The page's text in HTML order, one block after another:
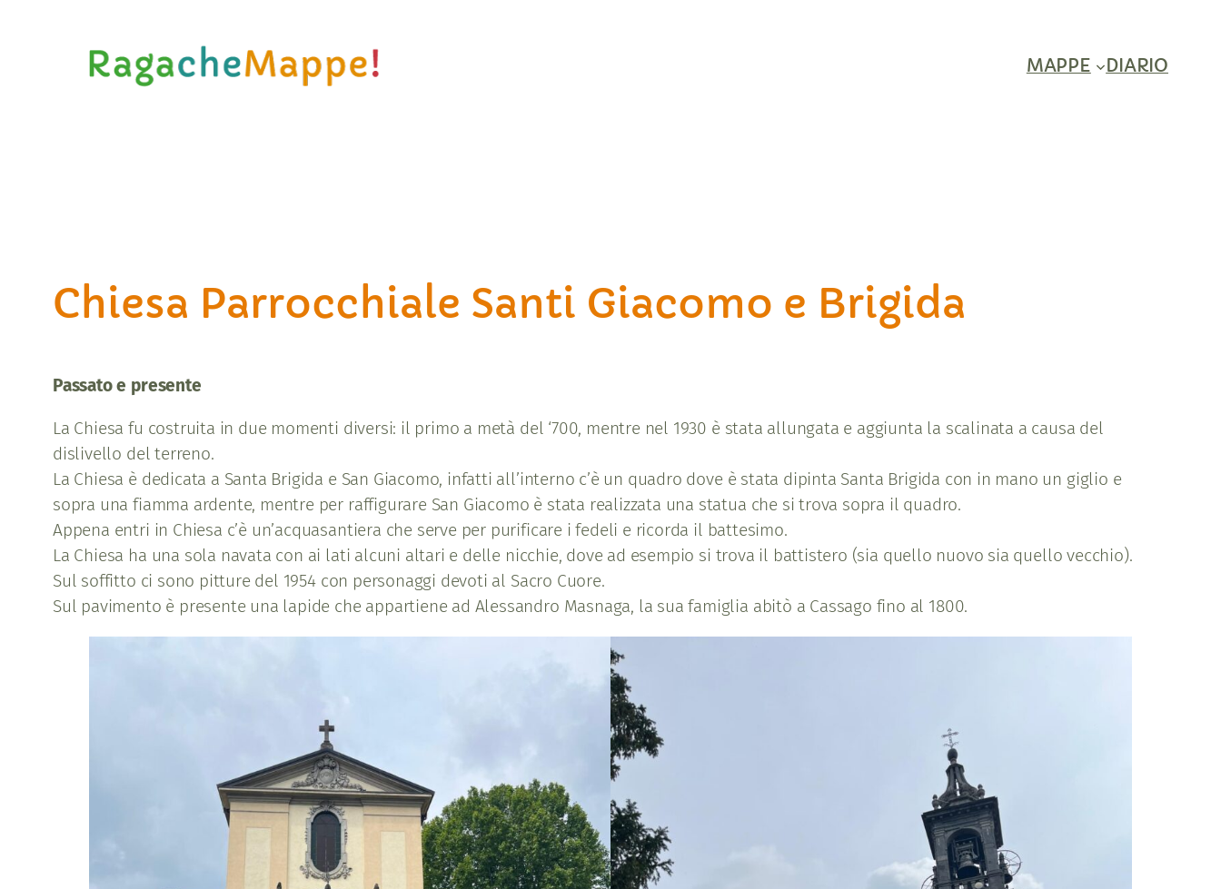
MAPPE DIARIO
Chiesa Parrocchiale Santi Giacomo e Brigida
Passato e presente
La Chiesa fu costruita in due momenti diversi: il primo a metà del ‘700, mentre nel 1930 è stata allungata e aggiunta la scalinata a causa del
dislivello del terreno.
La Chiesa è dedicata a Santa Brigida e San Giacomo, infatti all’interno c’è un quadro dove è stata dipinta Santa Brigida con in mano un giglio e
sopra una fiamma ardente, mentre per raffigurare San Giacomo è stata realizzata una statua che si trova sopra il quadro.
Appena entri in Chiesa c’è un’acquasantiera che serve per purificare i fedeli e ricorda il battesimo.
La Chiesa ha una sola navata con ai lati alcuni altari e delle nicchie, dove ad esempio si trova il battistero (sia quello nuovo sia quello vecchio).
Sul soffitto ci sono pitture del 1954 con personaggi devoti al Sacro Cuore.
Sul pavimento è presente una lapide che appartiene ad Alessandro Masnaga, la sua famiglia abitò a Cassago fino al 1800.